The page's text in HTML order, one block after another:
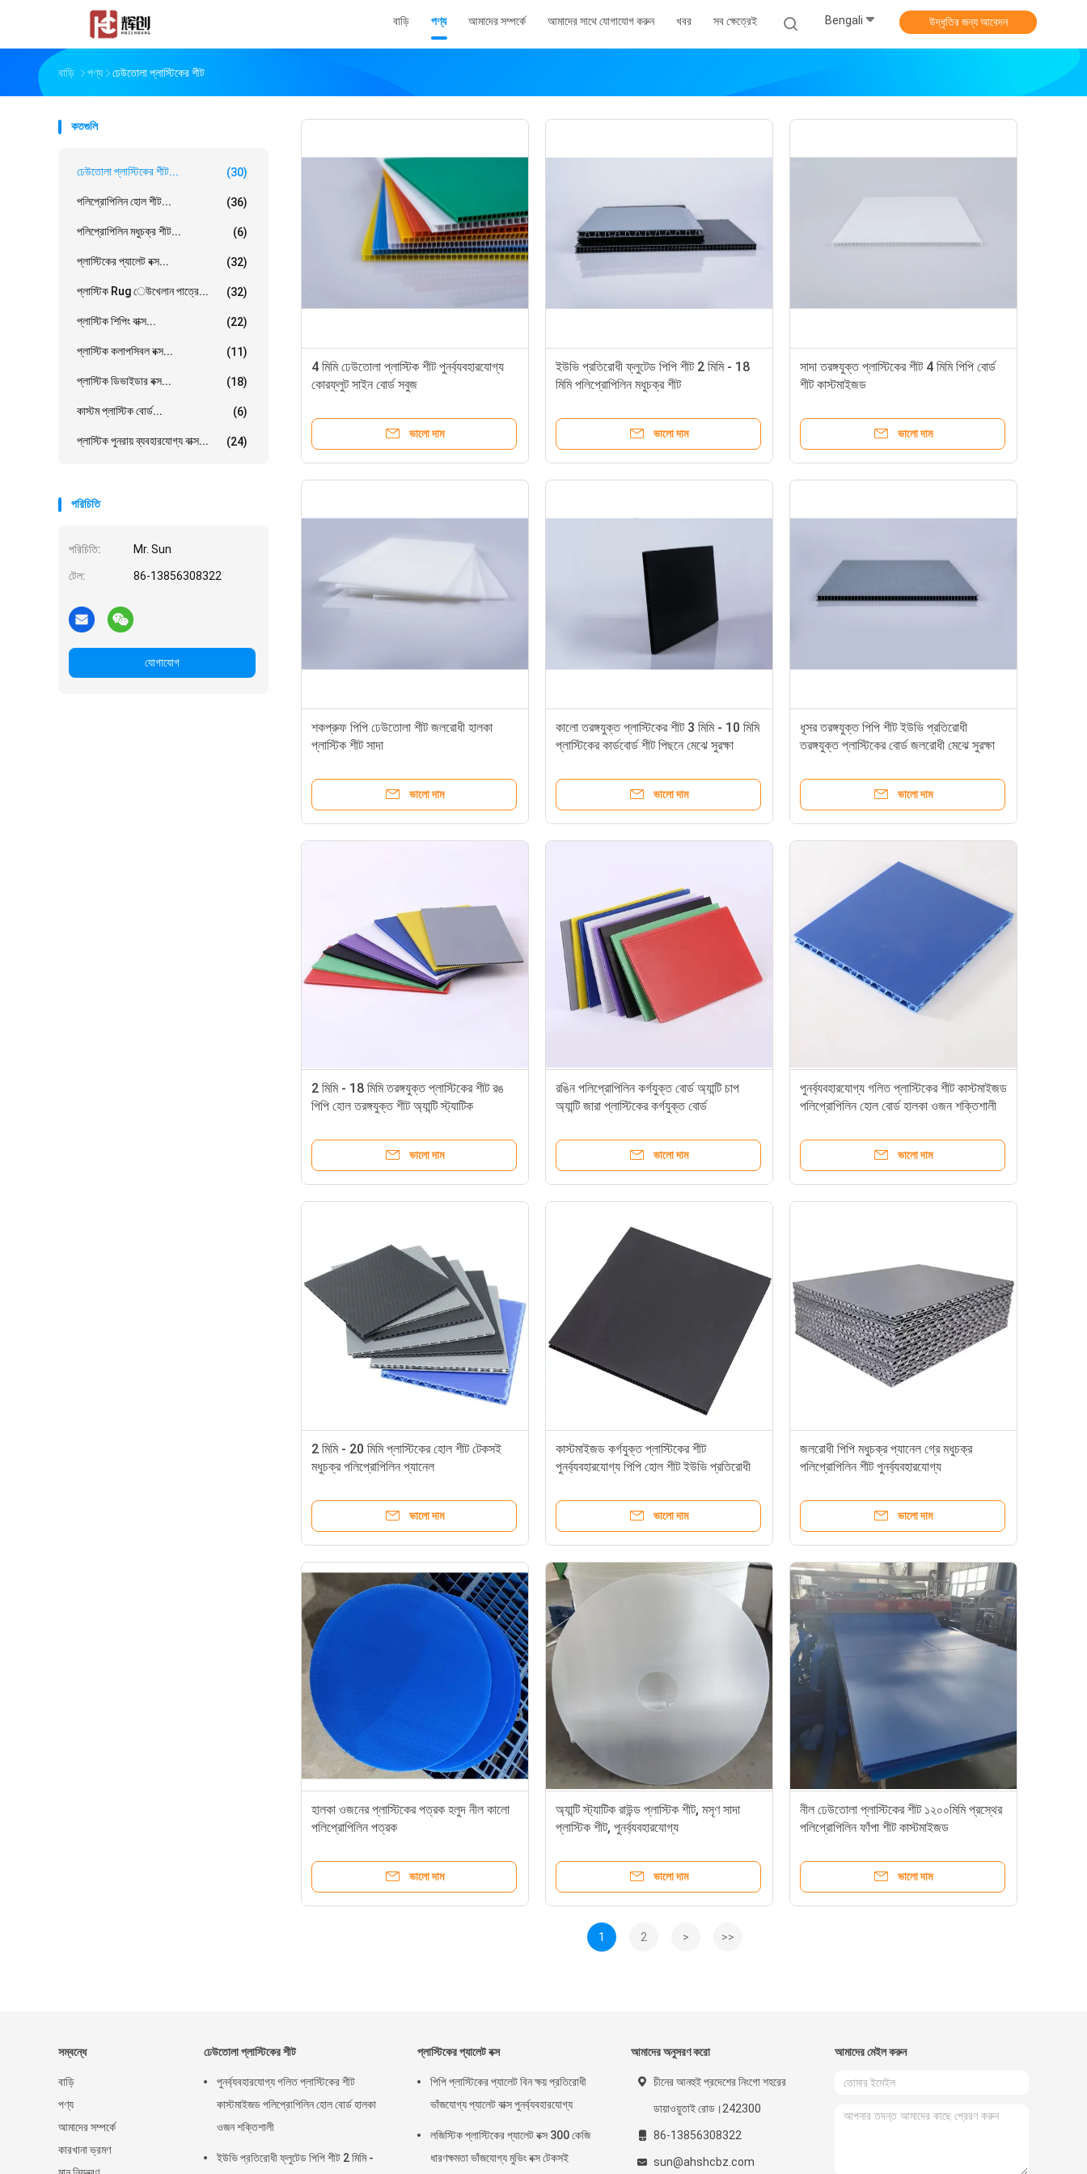
বাড়ি পণ্য আমাদের সম্পর্কে আমাদের সাথে যোগাযোগ করুন খবর সব ক্ষেত্রেই Bengali উদ্ধৃতির জন্য আবেদন
বাড়ি পণ্য ঢেউতোলা প্লাস্টিকের শীট
কতগুলি
ঢেউতোলা প্লাস্টিকের শীট... (30)
পলিপ্রোপিলিন হোল শীট... (36)
পলিপ্রোপিলিন মধুচক্র শীট... (6)
প্লাস্টিকের প্যালেট বক্স... (32)
প্লাস্টিক Rug েউখেলান পাত্রে... (32)
প্লাস্টিক শিপিং বাক্স... (22)
প্লাস্টিক কলাপসিবল বক্স... (11)
প্লাস্টিক ডিভাইডার বক্স... (18)
কাস্টম প্লাস্টিক বোর্ড... (6)
প্লাস্টিক পুনরায় ব্যবহারযোগ্য বাক্স... (24)
পরিচিতি
পরিচিতি: Mr. Sun
টেল: 86-13856308322
যোগাযোগ
4 মিমি ঢেউতোলা প্লাস্টিক শীট পুনর্ব্যবহারযোগ্য
কোরফ্লুট সাইন বোর্ড সবুজ
ভালো দাম
ইউভি প্রতিরোধী ফ্লুটেড পিপি শীট 2 মিমি - 18
মিমি পলিপ্রোপিলিন মধুচক্র শীট
ভালো দাম
সাদা তরঙ্গযুক্ত প্লাস্টিকের শীট 4 মিমি পিপি বোর্ড
শীট কাস্টমাইজড
ভালো দাম
শকপ্রুফ পিপি ঢেউতোলা শীট জলরোধী হালকা
প্লাস্টিক শীট সাদা
ভালো দাম
কালো তরঙ্গযুক্ত প্লাস্টিকের শীট 3 মিমি - 10 মিমি
প্লাস্টিকের কার্ডবোর্ড শীট পিছনে মেঝে সুরক্ষা
ভালো দাম
ধূসর তরঙ্গযুক্ত পিপি শীট ইউভি প্রতিরোধী
তরঙ্গযুক্ত প্লাস্টিকের বোর্ড জলরোধী মেঝে সুরক্ষা
ভালো দাম
2 মিমি - 18 মিমি তরঙ্গযুক্ত প্লাস্টিকের শীট রঙ
পিপি হোল তরঙ্গযুক্ত শীট অ্যান্টি স্ট্যাটিক
ভালো দাম
রঙিন পলিপ্রোপিলিন কর্গযুক্ত বোর্ড অ্যান্টি চাপ
অ্যান্টি জারা প্লাস্টিকের কর্গযুক্ত বোর্ড
ভালো দাম
পুনর্ব্যবহারযোগ্য গলিত প্লাস্টিকের শীট কাস্টমাইজড
পলিপ্রোপিলিন হোল বোর্ড হালকা ওজন শক্তিশালী
ভালো দাম
2 মিমি - 20 মিমি প্লাস্টিকের হোল শীট টেকসই
মধুচক্র পলিপ্রোপিলিন প্যানেল
ভালো দাম
কাস্টমাইজড কর্গযুক্ত প্লাস্টিকের শীট
পুনর্ব্যবহারযোগ্য পিপি হোল শীট ইউভি প্রতিরোধী
ভালো দাম
জলরোধী পিপি মধুচক্র প্যানেল গ্রে মধুচক্র
পলিপ্রোপিলিন শীট পুনর্ব্যবহারযোগ্য
ভালো দাম
হালকা ওজনের প্লাস্টিকের পত্রক হলুদ নীল কালো
পলিপ্রোপিলিন পত্রক
ভালো দাম
অ্যান্টি স্ট্যাটিক রাউন্ড প্লাস্টিক শীট, মসৃণ সাদা
প্লাস্টিক শীট, পুনর্ব্যবহারযোগ্য
ভালো দাম
নীল ঢেউতোলা প্লাস্টিকের শীট ১২০০মিমি প্রস্থের
পলিপ্রোপিলিন ফাঁপা শীট কাস্টমাইজড
ভালো দাম
1 2 > >>
সম্বন্ধে
বাড়ি
পণ্য
আমাদের সম্পর্কে
কারখানা ভ্রমণ
ঢেউতোলা প্লাস্টিকের শীট
পুনর্ব্যবহারযোগ্য গলিত প্লাস্টিকের শীট
কাস্টমাইজড পলিপ্রোপিলিন হোল বোর্ড হালকা
ওজন শক্তিশালী
ইউভি প্রতিরোধী ফ্লুটেড পিপি শীট 2 মিমি -
প্লাস্টিকের প্যালেট বক্স
পিপি প্লাস্টিকের প্যালেট বিন ক্ষয় প্রতিরোধী
ভাঁজযোগ্য প্যালেট বাক্স পুনর্ব্যবহারযোগ্য
লজিস্টিক প্লাস্টিকের প্যালেট বক্স 300 কেজি
ধারণক্ষমতা ভাঁজযোগ্য মুভিং বক্স টেকসই
আমাদের অনুসরণ করো
চীনের আনহুই প্রদেশের নিংগো শহরের
ডায়াওয়ুতাই রোড।242300
86-13856308322
sun@ahshcbz.com
আমাদের মেইল ​​করুন